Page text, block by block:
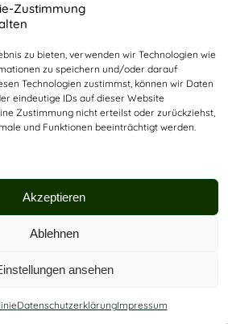
Zustimmung
zu bieten, verwenden wir Technologien wie
zu speichern und/oder darauf
Technologien zustimmst, können wir Daten
eindeutige IDs auf dieser Website
Zustimmung nicht erteilst oder zurückziehst,
und Funktionen beeinträchtigt werden.
Akzeptieren
Ablehnen
ansehen
DatenschutzerklärungImpressum